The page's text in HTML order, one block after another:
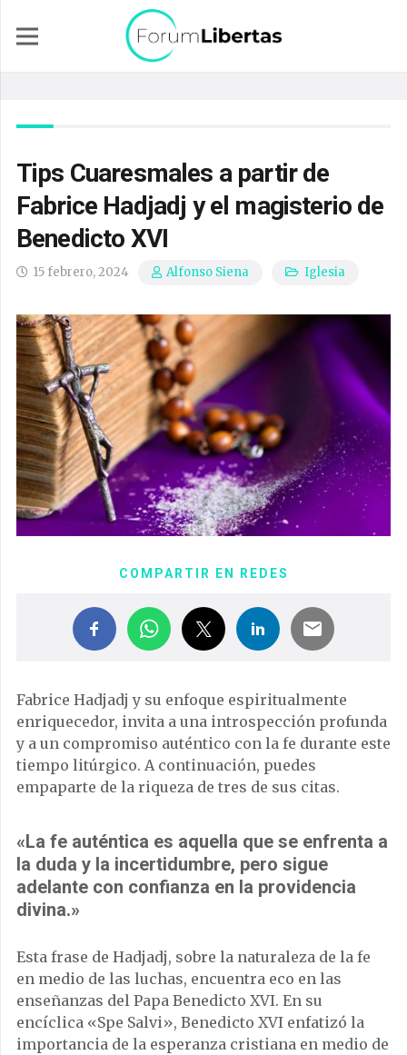
Tips Cuaresmales a partir de
Fabrice Hadjadj y el magisterio de
Benedicto XVI
15 febrero, 2024 Alfonso Siena Iglesia
COMPARTIR EN REDES
Fabrice Hadjadj y su enfoque espiritualmente
enriquecedor, invita a una introspección profunda
y a un compromiso auténtico con la fe durante este
tiempo litúrgico. A continuación, puedes
empaparte de la riqueza de tres de sus citas.
«La fe auténtica es aquella que se enfrenta a
la duda y la incertidumbre, pero sigue
adelante con confianza en la providencia
divina.»
Esta frase de Hadjadj, sobre la naturaleza de la fe
en medio de las luchas, encuentra eco en las
enseñanzas del Papa Benedicto XVI. En su
encíclica «Spe Salvi», Benedicto XVI enfatizó la
importancia de la esperanza cristiana en medio de